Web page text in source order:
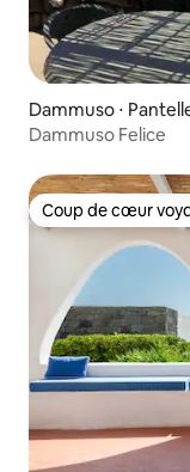
Dammuso ⋅
Dammuso Felice
Coup de cœur
Coup de cœur